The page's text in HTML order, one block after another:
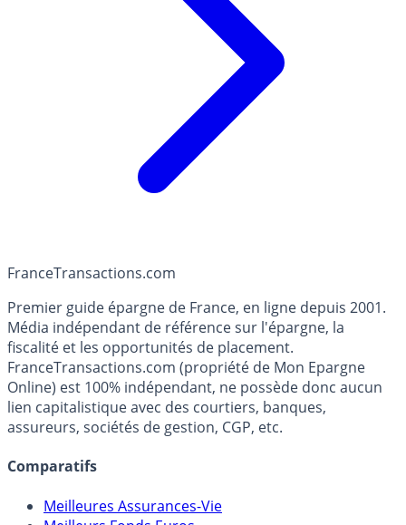
FranceTransactions.com
Premier guide épargne de France, en ligne depuis 2001.
Média indépendant de référence sur l'épargne, la
fiscalité et les opportunités de placement.
FranceTransactions.com (propriété de Mon Epargne
Online) est 100% indépendant, ne possède donc aucun
lien capitalistique avec des courtiers, banques,
assureurs, sociétés de gestion, CGP, etc.
Comparatifs
Meilleures Assurances-Vie